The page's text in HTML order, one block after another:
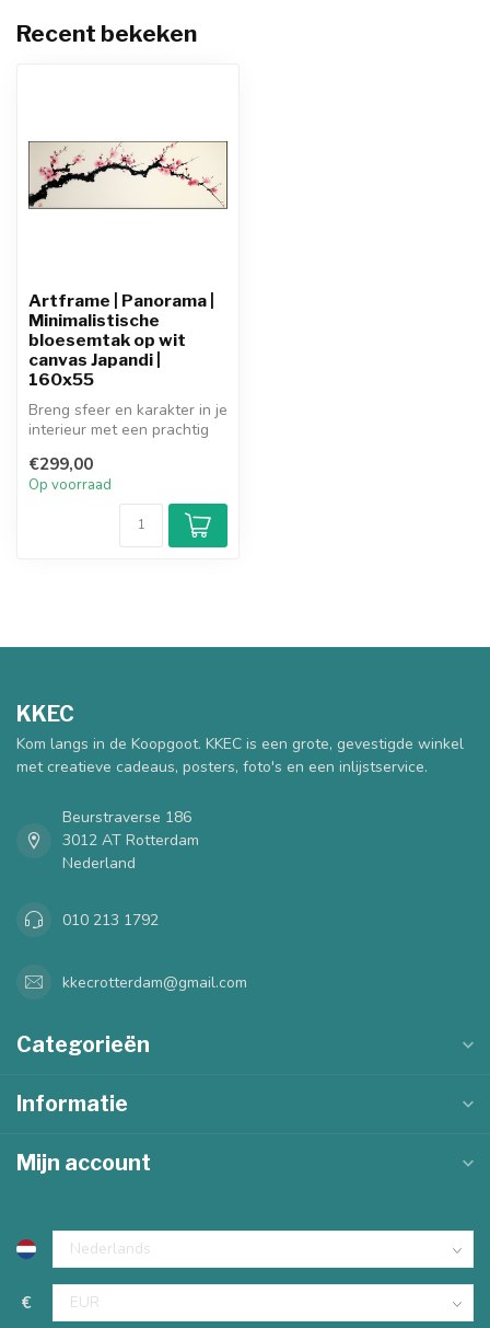
Recent bekeken
Artframe | Panorama |
Minimalistische
bloesemtak op wit
canvas Japandi |
160x55
Breng sfeer en karakter in je
interieur met een prachtig
€299,00
Op voorraad
KKEC
Kom langs in de Koopgoot. KKEC is een grote, gevestigde winkel
met creatieve cadeaus, posters, foto's en een inlijstservice.
Beurstraverse 186
3012 AT Rotterdam
Nederland
010 213 1792
kkecrotterdam@gmail.com
Categorieën
Informatie
Mijn account
€